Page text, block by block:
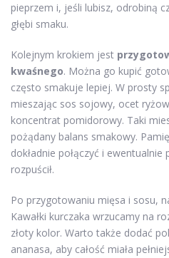
pieprzem i, jeśli lubisz, odrobiną
głębi smaku.
Kolejnym krokiem jest
kwaśnego. Można go kupić
często smakuje lepiej. W prosty
mieszając sos sojowy, ocet
koncentrat pomidorowy. Taki
pożądany balans smakowy.
dokładnie połączyć i
rozpuścił.
Po przygotowaniu mięsa i sosu,
Kawałki kurczaka wrzucamy na
złoty kolor. Warto także dodać
ananasa, aby całość miała